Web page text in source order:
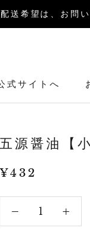
希望は、お問い
式サイトへ
五源醤油【小
¥432